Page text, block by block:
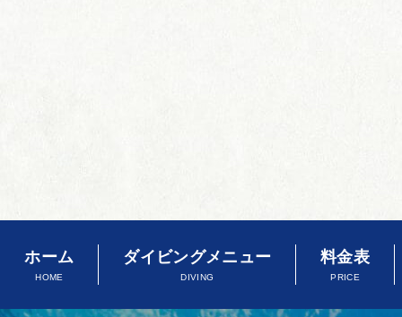
ホーム
HOME
ダイビングメニュー
DIVING
料金表
PRICE